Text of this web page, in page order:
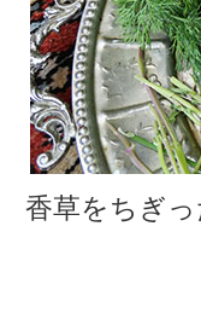
香草をちぎ